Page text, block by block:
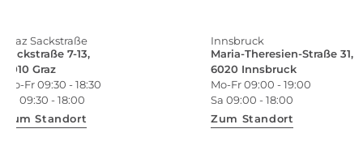
Graz Sackstraße
Sackstraße 7-13,
8010 Graz
Mo-Fr 09:30 - 18:30
Sa 09:30 - 18:00
Zum Standort
Innsbruck
Maria-Theresien-Straße 31,
6020 Innsbruck
Mo-Fr 09:00 - 19:00
Sa 09:00 - 18:00
Zum Standort